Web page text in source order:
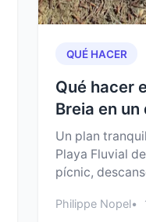
QUÉ HACER
Qué hacer
Breia en un
Un plan
Playa Fluvial
pícnic,
Philippe Nopel